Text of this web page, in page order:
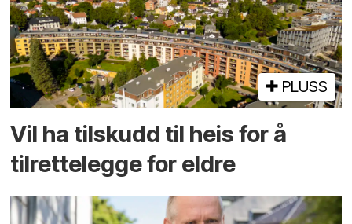
PLUSS
Vil ha tilskudd til heis for å
tilrettelegge for eldre